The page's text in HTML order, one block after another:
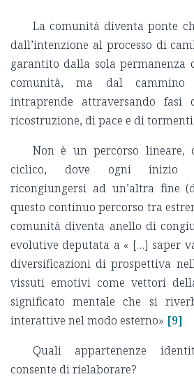
La comunità diventa ponte
dall’intenzione al processo di
garantito dalla sola permanenza
comunità, ma dal
intraprende attraversando
ricostruzione, di pace e di tormenti.
Non è un percorso
ciclico, dove ogni inizio
ricongiungersi ad un’altra fine
questo continuo percorso tra
comunità diventa anello di
evolutive deputata a « […] saper
diversificazioni di prospettiva
vissuti emotivi come vettori
significato mentale che si
interattive nel modo esterno» [9]
Quali appartenenze
consente di rielaborare?